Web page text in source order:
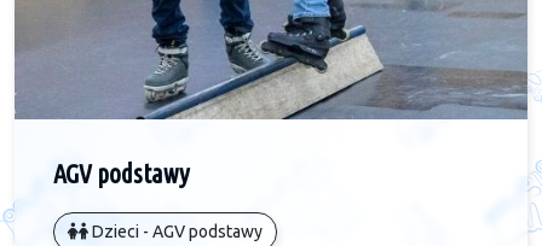
AGV podstawy
Dzieci - AGV podstawy